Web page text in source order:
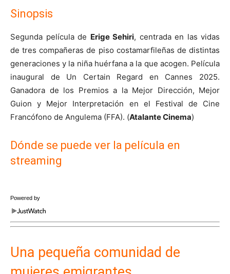
Sinopsis
Segunda película de Erige Sehiri, centrada en las vidas
de tres compañeras de piso costamarfileñas de distintas
generaciones y la niña huérfana a la que acogen. Película
inaugural de Un Certain Regard en Cannes 2025.
Ganadora de los Premios a la Mejor Dirección, Mejor
Guion y Mejor Interpretación en el Festival de Cine
Francófono de Angulema (FFA). (Atalante Cinema)
Dónde se puede ver la película en
streaming
Powered by
Una pequeña comunidad de